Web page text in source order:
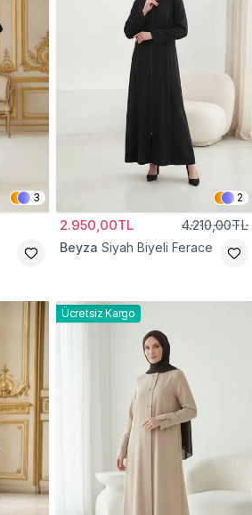
3 2
2.950,00TL 4.210,00TL
Beyza Siyah Biyeli Ferace
Ücretsiz Kargo